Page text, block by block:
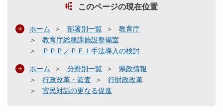
このページの現在位置
ホーム 部署別一覧
教育庁
教育庁総務課施設整備室
ＰＰＰ／ＰＦＩ手法導入の検討
ホーム 分野別一覧
県政情報
行政改革・監査
行財政改革
官民対話の更なる促進